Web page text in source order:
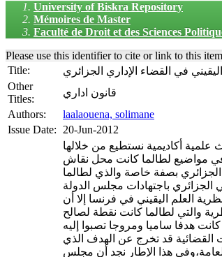
University of Biskra Repository
Mémoires de Master
Faculté de Droit et des Sciences
Please use this identifier to cite or link to this
Title:
في القضاء الإداري الجزائري
Other
Titles:
قانون اداري
Authors:
laalaouena, solimane
Issue Date:
20-Jun-2012
علمية أكاديمية نستطيع من خلالها
مواضيع لطالما كانت محل نقاش
الجزائري بصفة خاصة والذي لطالما
الجزائري باجتهادات مجلس الدولة
العلم اليقيني في فرنسا إلا أن
والتي لطالما كانت نقطة لصالح
هدفا ساميا ومروجا تصبوا إليه
القضائية قد تخرج عن الهدف الذي
هذا الإطار نجد أن مجلس